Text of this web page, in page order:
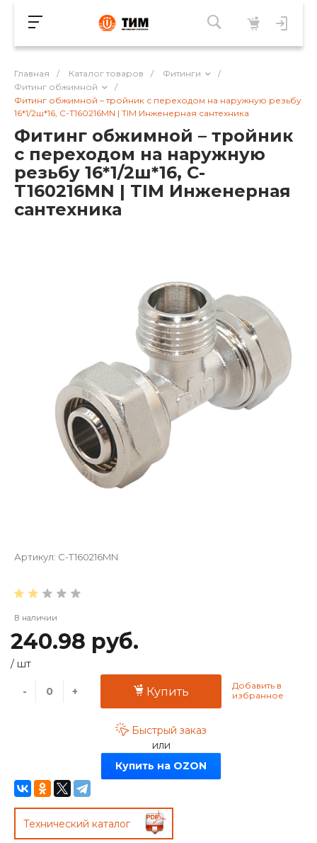
Главная / Каталог товаров / Фитинги
/
Фитинг обжимной
/
Фитинг обжимной – тройник с переходом на наружную резьбу
16*1/2ш*16, C-T160216MN | TIM Инженерная сантехника
Фитинг обжимной – тройник
с переходом на наружную
резьбу 16*1/2ш*16, C-
T160216MN | TIM Инженерная
сантехника
Артикул: C-T160216MN
В наличии
240.98 руб.
/ шт
- + Купить
Быстрый заказ
или
Купить на OZON
Технический каталог